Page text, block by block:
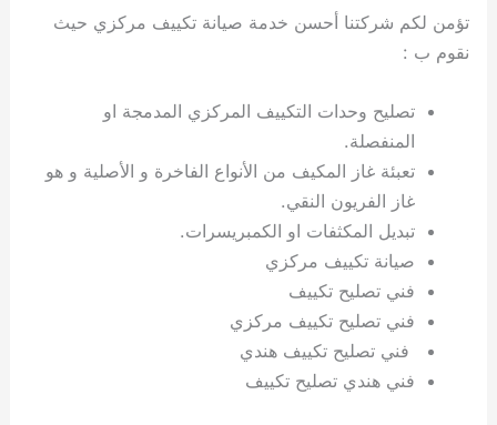
تؤمن لكم شركتنا أحسن خدمة صيانة تكييف مركزي حيث
نقوم ب :
تصليح وحدات التكييف المركزي المدمجة او
المنفصلة.
تعبئة غاز المكيف من الأنواع الفاخرة و الأصلية و هو
غاز الفريون النقي.
تبديل المكثفات او الكمبريسرات.
صيانة تكييف مركزي
فني تصليح تكييف
فني تصليح تكييف مركزي
فني تصليح تكييف هندي
فني هندي تصليح تكييف